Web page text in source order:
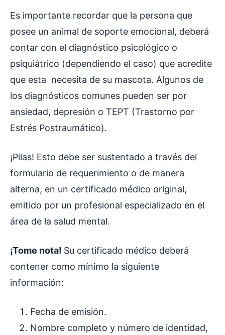
Es importante recordar que la persona que
posee un animal de soporte emocional, deberá
contar con el diagnóstico psicológico o
psiquiátrico (dependiendo el caso) que acredite
que esta necesita de su mascota. Algunos de
los diagnósticos comunes pueden ser por
ansiedad, depresión o TEPT (Trastorno por
Estrés Postraumático).
¡Pilas! Esto debe ser sustentado a través del
formulario de requerimiento o de manera
alterna, en un certificado médico original,
emitido por un profesional especializado en el
área de la salud mental.
¡Tome nota! Su certificado médico deberá
contener como mínimo la siguiente
información:
Fecha de emisión.
Nombre completo y número de identidad,